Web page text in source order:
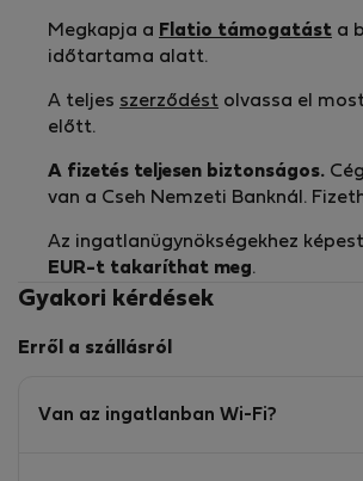
Megkapja a Flatio támogatást a
időtartama alatt.
A teljes szerződést olvassa el
előtt.
A fizetés teljesen biztonságos.
van a Cseh Nemzeti Banknál.
Az ingatlanügynökségekhez
EUR-t takaríthat meg.
Gyakori kérdések
Erről a szállásról
Van az ingatlanban Wi-Fi?